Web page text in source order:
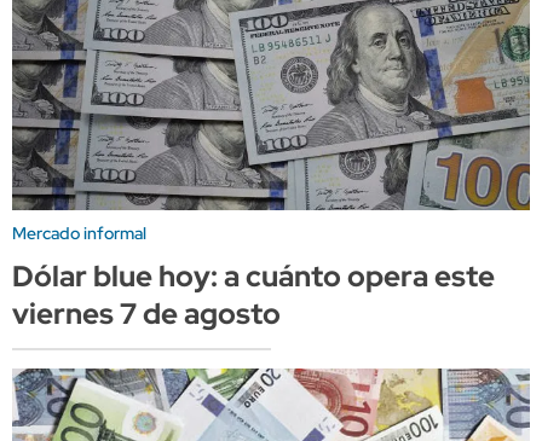
Mercado informal
Dólar blue hoy: a cuánto opera este
viernes 7 de agosto